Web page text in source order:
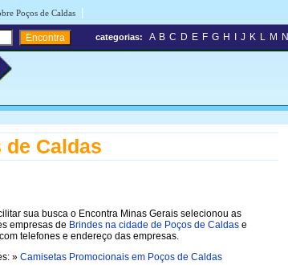
Poços de Caldas |
categorias: A B C D E F G H J K L M N
Caldas
sua busca o Encontra Minas Gerais selecionou as
empresas de Brindes na cidade de Poços de Caldas e
telefones e endereço das empresas.
» Camisetas Promocionais em Poços de Caldas